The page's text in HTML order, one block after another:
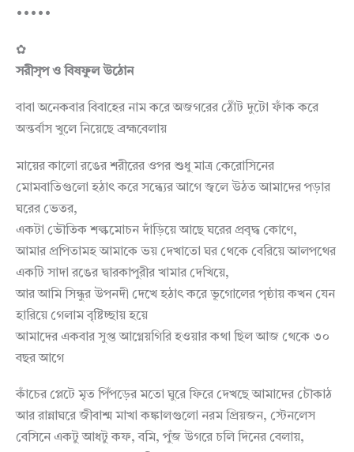
•••••
✿
সরীসৃপ ও বিষফুল উঠোন
বাবা অনেকবার বিবাহের নাম করে অজগরের ঠোঁট দুটো ফাঁক করে
অন্তর্বাস খুলে নিয়েছে ব্রহ্মবেলায়
মায়ের কালো রঙের শরীরের ওপর শুধু মাত্র কেরোসিনের
মোমবাতিগুলো হঠাৎ করে সন্ধ্যের আগে জ্বলে উঠত আমাদের পড়ার
ঘরের ভেতর,
একটা ভৌতিক শল্কমোচন দাঁড়িয়ে আছে ঘরের প্রবৃদ্ধ কোণে,
আমার প্রপিতামহ আমাকে ভয় দেখাতো ঘর থেকে বেরিয়ে আলপথের
একটি সাদা রঙের দ্বারকাপুরীর খামার দেখিয়ে,
আর আমি সিন্ধুর উপনদী দেখে হঠাৎ করে ভূগোলের পৃষ্ঠায় কখন যেন
হারিয়ে গেলাম বৃষ্টিচ্ছায় হয়ে
আমাদের একবার সুপ্ত আগ্নেয়গিরি হওয়ার কথা ছিল আজ থেকে ৩০
বছর আগে
কাঁচের প্লেটে মৃত পিঁপড়ের মতো ঘুরে ফিরে দেখছে আমাদের চৌকাঠ
আর রান্নাঘরে জীবাশ্ম মাখা কঙ্কালগুলো নরম প্রিয়জন, স্টেনলেস
বেসিনে একটু আধটু কফ, বমি, পুঁজ উগরে চলি দিনের বেলায়,